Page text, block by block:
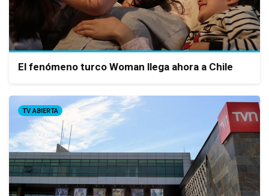
El fenómeno turco Woman llega ahora a Chile
TV ABIERTA